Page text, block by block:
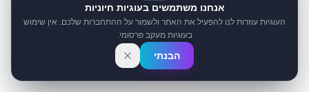
אנחנו משתמשים בעוגיות חיוניות
העוגיות עוזרות לנו להפעיל את האתר ולשמור על ההתחברות שלכם. אין שימוש
בעוגיות מעקב פרסומי.
הבנתי